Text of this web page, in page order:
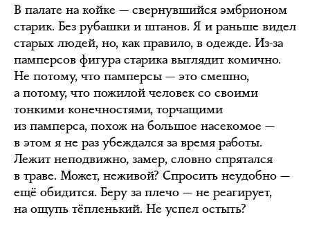
В палате на койке — свернувшийся эмбрионом
старик. Без рубашки и штанов. Я и раньше видел
старых людей, но, как правило, в одежде. Из-за
памперсов фигура старика выглядит комично.
Не потому, что памперсы — это смешно,
а потому, что пожилой человек со своими
тонкими конечностями, торчащими
из памперса, похож на большое насекомое —
в этом я не раз убеждался за время работы.
Лежит неподвижно, замер, словно спрятался
в траве. Может, неживой? Спросить неудобно —
ещё обидится. Беру за плечо — не реагирует,
на ощупь тёпленький. Не успел остыть?